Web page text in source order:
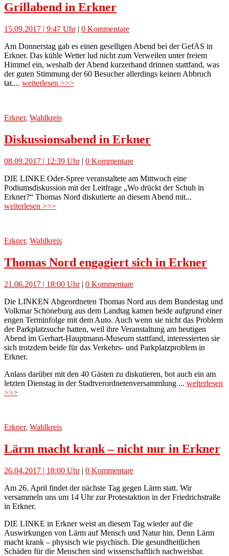
Grillabend in Erkner
15.09.2017 | 9:47 Uhr| 0 Kommentare
Am Donnerstag gab es einen geselligen Abend bei der GefAS in
Erkner. Das kühle Wetter lud nicht zum Verweilen unter freiem
Himmel ein, weshalb der Abend kurzerhand drinnen stattfand, was
der guten Stimmung der 60 Besucher allerdings keinen Abbruch
tat.... weiterlesen >>>
Erkner, Wahlkreis
Diskussionsabend in Erkner
08.09.2017 | 12:39 Uhr| 0 Kommentare
DIE LINKE Oder-Spree veranstaltete am Mittwoch eine
Podiumsdiskussion mit der Leitfrage „Wo drückt der Schuh in
Erkner?“ Thomas Nord diskutierte an diesem Abend mit...
weiterlesen >>>
Erkner, Wahlkreis
Thomas Nord engagiert sich in Erkner
21.06.2017 | 18:00 Uhr| 0 Kommentare
Die LINKEN Abgeordneten Thomas Nord aus dem Bundestag und
Volkmar Schöneburg aus dem Landtag kamen beide aufgrund einer
engen Terminfolge mit dem Auto. Auch wenn sie nicht das Problem
der Parkplatzsuche hatten, weil ihre Veranstaltung am heutigen
Abend im Gerhart-Hauptmann-Museum stattfand, interessierten sie
sich trotzdem beide für das Verkehrs- und Parkplatzproblem in
Erkner.
Anlass darüber mit den 40 Gästen zu diskutieren, bot auch ein am
letzten Dienstag in der Stadtverordnetenversammlung ... weiterlesen
>>>
Erkner, Wahlkreis
Lärm macht krank – nicht nur in Erkner
26.04.2017 | 18:00 Uhr| 0 Kommentare
Am 26. April findet der nächste Tag gegen Lärm statt. Wir
versammeln uns um 14 Uhr zur Protestaktion in der Friedrichstraße
in Erkner.
DIE LINKE in Erkner weist an diesem Tag wieder auf die
Auswirkungen von Lärm auf Mensch und Natur hin. Denn Lärm
macht krank – physisch wie psychisch. Die gesundheitlichen
Schäden für die Menschen sind wissenschaftlich nachweisbar.